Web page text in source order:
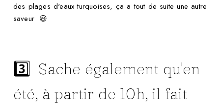
des plages d'eaux turquoises, ça a tout de suite une autre
saveur 😃
3️⃣ Sache également qu'en
été, à partir de 10h, il fait